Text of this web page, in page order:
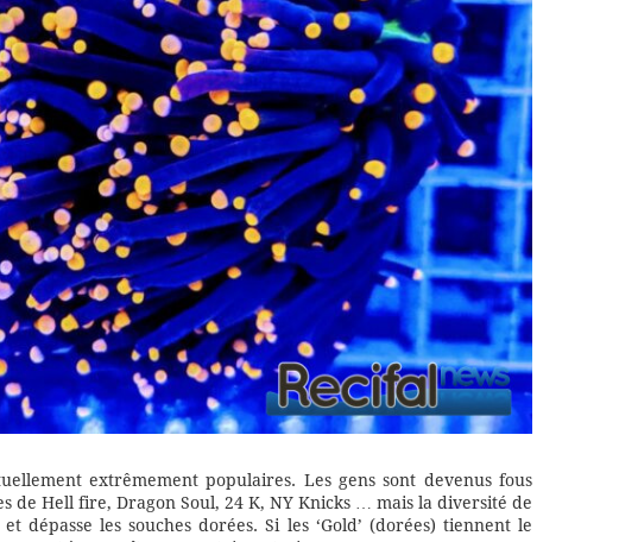
extrêmement populaires. Les gens sont devenus fous
de Hell fire, Dragon Soul, 24 K, NY Knicks … mais la diversité de
dépasse les souches dorées. Si les ‘Gold’ (dorées) tiennent le